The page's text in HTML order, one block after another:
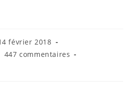
:
février 2018
447 commentaires